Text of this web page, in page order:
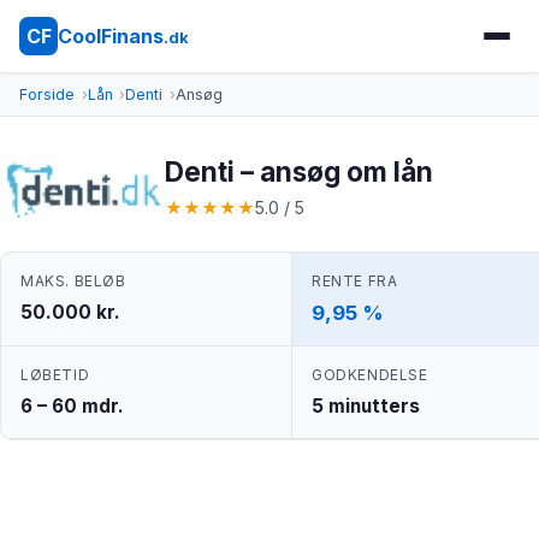
CF CoolFinans.dk
Forside Lån Denti Ansøg
Denti – ansøg om lån
★★★★★5.0 / 5
MAKS. BELØB
50.000 kr.
RENTE FRA
9,95 %
LØBETID
6 – 60 mdr.
GODKENDELSE
5 minutters